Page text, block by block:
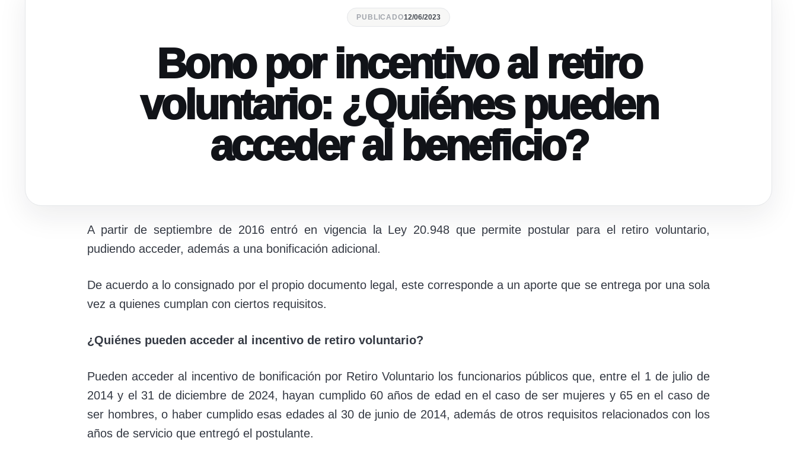
PUBLICADO12/06/2023
Bono por incentivo al retiro
voluntario: ¿Quiénes pueden
acceder al beneficio?
A partir de septiembre de 2016 entró en vigencia la Ley 20.948 que permite postular para el retiro voluntario,
pudiendo acceder, además a una bonificación adicional.
De acuerdo a lo consignado por el propio documento legal, este corresponde a un aporte que se entrega por una sola
vez a quienes cumplan con ciertos requisitos.
¿Quiénes pueden acceder al incentivo de retiro voluntario?
Pueden acceder al incentivo de bonificación por Retiro Voluntario los funcionarios públicos que, entre el 1 de julio de
2014 y el 31 de diciembre de 2024, hayan cumplido 60 años de edad en el caso de ser mujeres y 65 en el caso de
ser hombres, o haber cumplido esas edades al 30 de junio de 2014, además de otros requisitos relacionados con los
años de servicio que entregó el postulante.